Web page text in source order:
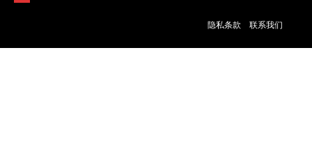
隐私条款 联系我们